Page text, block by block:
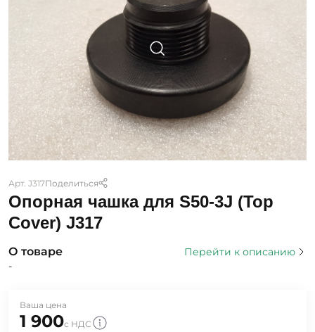
Арт. J317Поделиться
Опорная чашка для S50-3J (Top
Cover) J317
О товаре
Перейти к описанию
-
Ваша цена
1 900с НДС